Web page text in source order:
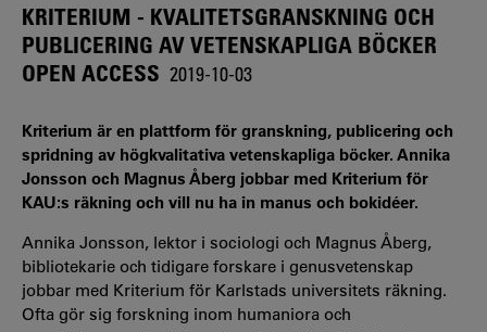
KRITERIUM - KVALITETSGRANSKNING OCH
PUBLICERING AV VETENSKAPLIGA BÖCKER
OPEN ACCESS 2019-10-03
Kriterium är en plattform för granskning, publicering och
spridning av högkvalitativa vetenskapliga böcker. Annika
Jonsson och Magnus Åberg jobbar med Kriterium för
KAU:s räkning och vill nu ha in manus och bokidéer.
Annika Jonsson, lektor i sociologi och Magnus Åberg,
bibliotekarie och tidigare forskare i genusvetenskap
jobbar med Kriterium för Karlstads universitets räkning.
Ofta gör sig forskning inom humaniora och